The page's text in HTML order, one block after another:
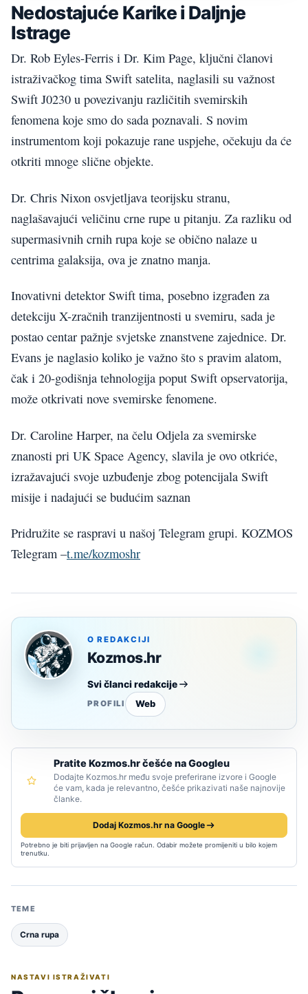
Nedostajuće Karike i Daljnje
Istrage
Dr. Rob Eyles-Ferris i Dr. Kim Page, ključni članovi
istraživačkog tima Swift satelita, naglasili su važnost
Swift J0230 u povezivanju različitih svemirskih
fenomena koje smo do sada poznavali. S novim
instrumentom koji pokazuje rane uspjehe, očekuju da će
otkriti mnoge slične objekte.
Dr. Chris Nixon osvjetljava teorijsku stranu,
naglašavajući veličinu crne rupe u pitanju. Za razliku od
supermasivnih crnih rupa koje se obično nalaze u
centrima galaksija, ova je znatno manja.
Inovativni detektor Swift tima, posebno izgrađen za
detekciju X-zračnih tranzijentnosti u svemiru, sada je
postao centar pažnje svjetske znanstvene zajednice. Dr.
Evans je naglasio koliko je važno što s pravim alatom,
čak i 20-godišnja tehnologija poput Swift opservatorija,
može otkrivati nove svemirske fenomene.
Dr. Caroline Harper, na čelu Odjela za svemirske
znanosti pri UK Space Agency, slavila je ovo otkriće,
izražavajući svoje uzbuđenje zbog potencijala Swift
misije i nadajući se budućim saznan
Pridružite se raspravi u našoj Telegram grupi. KOZMOS
Telegram –t.me/kozmoshr
O REDAKCIJI
Kozmos.hr
Svi članci redakcije
PROFILI Web
Pratite Kozmos.hr češće na Googleu
Dodajte Kozmos.hr među svoje preferirane izvore i Google
će vam, kada je relevantno, češće prikazivati naše najnovije
članke.
Dodaj Kozmos.hr na Google
Potrebno je biti prijavljen na Google račun. Odabir možete promijeniti u bilo kojem
trenutku.
TEME
Crna rupa
NASTAVI ISTRAŽIVATI